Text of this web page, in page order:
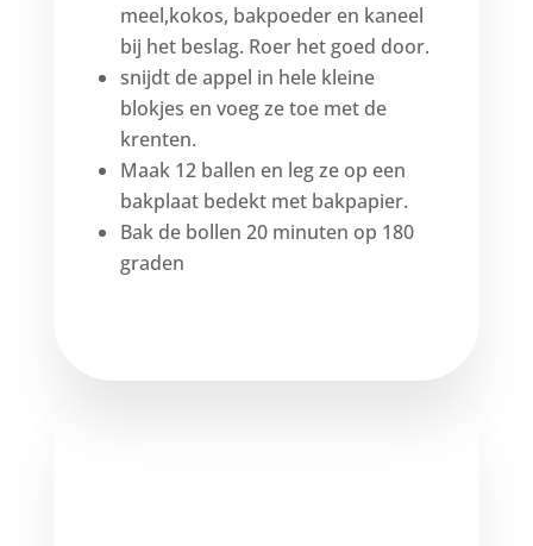
meel,kokos, bakpoeder en kaneel
bij het beslag. Roer het goed door.
snijdt de appel in hele kleine
blokjes en voeg ze toe met de
krenten.
Maak 12 ballen en leg ze op een
bakplaat bedekt met bakpapier.
Bak de bollen 20 minuten op 180
graden